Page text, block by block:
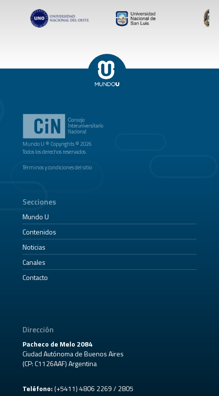
Mundo U ® Copyrights © 2026
Todos los derechos reservados.
Términos y condiciones del sitio
Secciones
Mundo U
Contenidos
Noticias
Canales
Contacto
Dirección
Pacheco de Melo 2084
Ciudad Autónoma de Buenos Aires
(CP: C1126AAF) Argentina
Teléfono:(+5411) 4806 2269 / 2805